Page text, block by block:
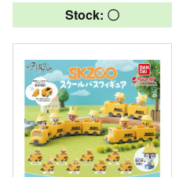
Stock: 〇